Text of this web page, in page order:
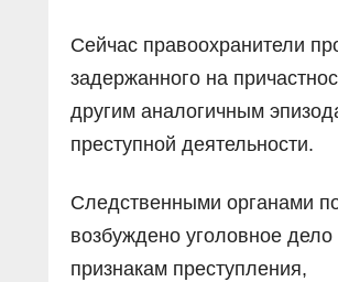
Сейчас правоохранители
задержанного на
другим аналогичным
преступной деятельности.
Следственными органами
возбуждено уголовное дело
признакам преступления,